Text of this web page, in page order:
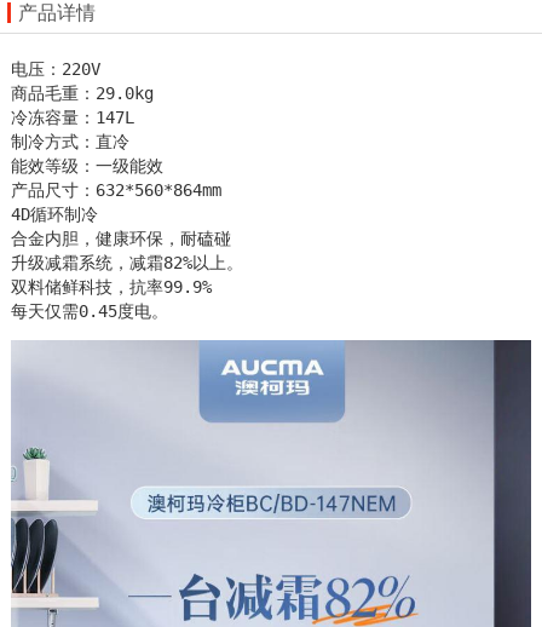
产品详情
电压：220V
商品毛重：29.0kg
冷冻容量：147L
制冷方式：直冷
能效等级：一级能效
产品尺寸：632*560*864mm
4D循环制冷
合金内胆，健康环保，耐磕碰
升级减霜系统，减霜82%以上。
双料储鲜科技，抗率99.9%
每天仅需0.45度电。